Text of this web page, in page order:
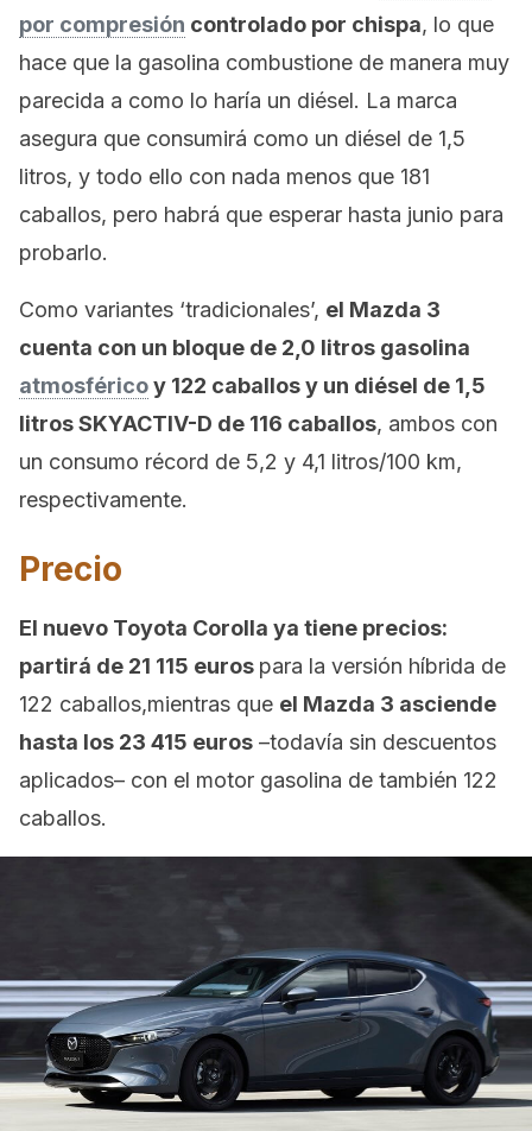
por compresión controlado por chispa, lo que
hace que la gasolina combustione de manera muy
parecida a como lo haría un diésel. La marca
asegura que consumirá como un diésel de 1,5
litros, y todo ello con nada menos que 181
caballos, pero habrá que esperar hasta junio para
probarlo.
Como variantes ‘tradicionales’, el Mazda 3
cuenta con un bloque de 2,0 litros gasolina
atmosféricoy 122 caballos y un diésel de 1,5
litros SKYACTIV-D de 116 caballos, ambos con
un consumo récord de 5,2 y 4,1 litros/100 km,
respectivamente.
Precio
El nuevo Toyota Corolla ya tiene precios:
partirá de 21 115 euros para la versión híbrida de
122 caballos,mientras que el Mazda 3 asciende
hasta los 23 415 euros –todavía sin descuentos
aplicados– con el motor gasolina de también 122
caballos.